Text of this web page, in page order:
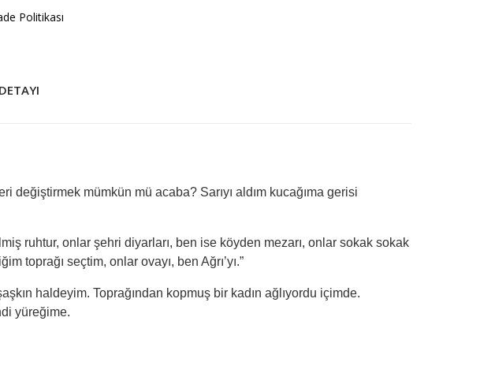
Politikası
mümkün mü acaba? Sarıyı aldım kucağıma gerisi
ruhtur, onlar şehri diyarları, ben ise köyden mezarı, onlar sokak sokak
toprağı seçtim, onlar ovayı, ben Ağrı’yı.”
haldeyim. Toprağından kopmuş bir kadın ağlıyordu içimde.
yüreğime.